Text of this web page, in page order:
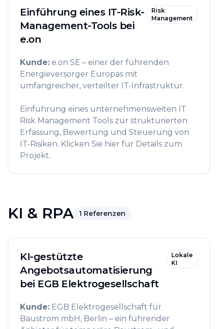
Einführung eines IT-Risk-
Management-Tools bei
e.on
Risk
Management
Kunde: e.on SE – einer der führenden
Energieversorger Europas mit
umfangreicher, verteilter IT-Infrastruktur.
Einführung eines unternehmensweiten IT
Risk Management Tools zur strukturierten
Erfassung, Bewertung und Steuerung von
IT-Risiken. Klicken Sie hier für Details zum
Projekt.
KI & RPA 1 Referenzen
KI-gestützte
Angebotsautomatisierung
bei EGB Elektrogesellschaft
Lokale
KI
Kunde: EGB Elektrogesellschaft für
Baustrom mbH, Berlin – ein führender